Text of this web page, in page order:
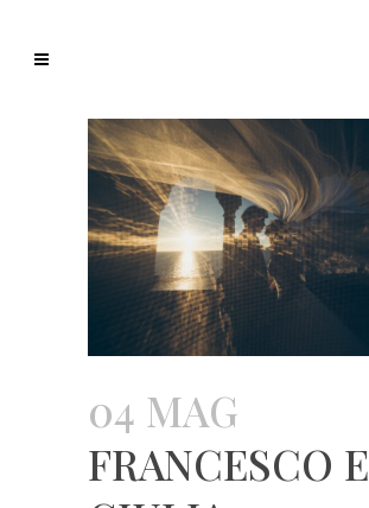
04 MAG
FRANCESCO E